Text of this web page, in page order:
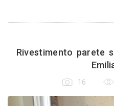
Rivestimento parete
16